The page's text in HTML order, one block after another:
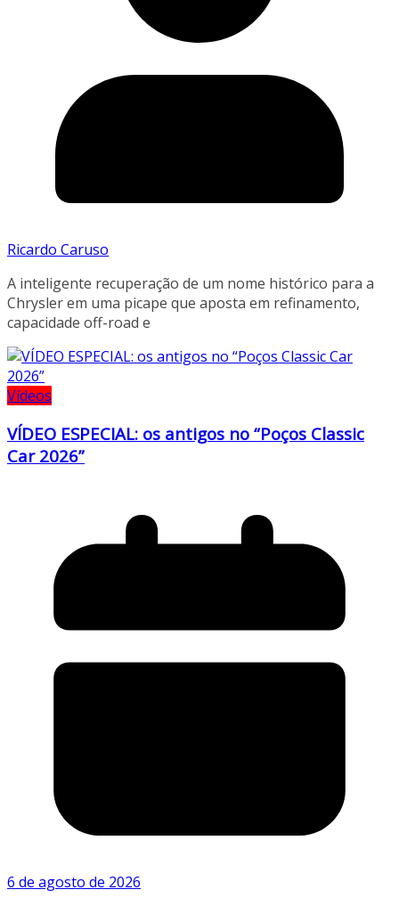
Ricardo Caruso
A inteligente recuperação de um nome histórico para a
Chrysler em uma picape que aposta em refinamento,
capacidade off-road e
Vídeos
VÍDEO ESPECIAL: os antigos no “Poços Classic
Car 2026”
6 de agosto de 2026